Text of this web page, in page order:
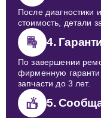
После диагностики
стоимость, детали
4.
По завершении
фирменную
запчасти до 3 лет.
5.